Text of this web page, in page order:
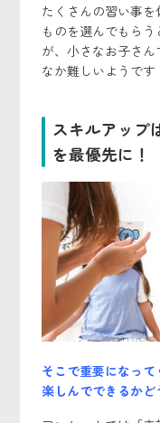
たくさんの習い事
ものを選んでもら
が、小さなお子さ
なか難しいようです
スキルアップ
を最優先に！
そこで重要になっ
楽しんでできるかど